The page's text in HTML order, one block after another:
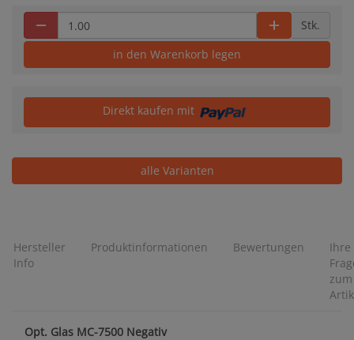
Stk.
in den Warenkorb legen
Direkt kaufen mit
alle Varianten
Hersteller
Info
Produktinformationen Bewertungen
Ihre
zum
Opt. Glas MC-7500 Negativ